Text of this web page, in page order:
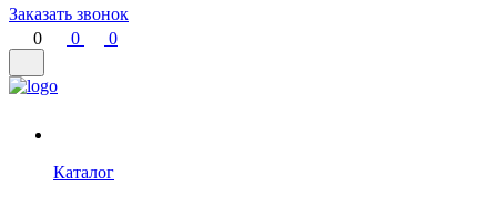
Заказать звонок
0
0 0
Каталог